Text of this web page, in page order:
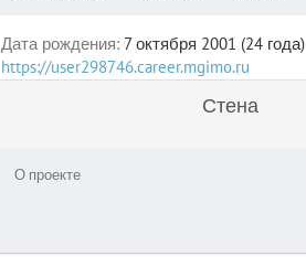
Дата рождения: 7 октября 2001 (24 года)
https://user298746.career.mgimo.ru
Стена
О проекте